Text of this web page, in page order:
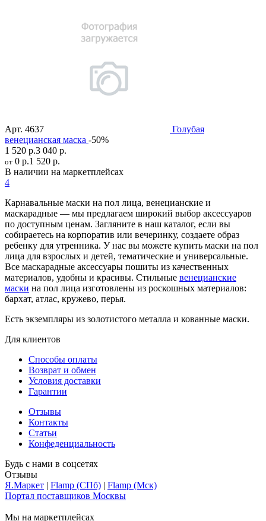
Арт. 4637
Голубая
венецианская маска -50%
1 520 р.3 040 р.
от 0 р.1 520 р.
В наличии на маркетплейсах
4
Карнавальные маски на пол лица, венецианские и
маскарадные — мы предлагаем широкий выбор аксессуаров
по доступным ценам. Загляните в наш каталог, если вы
собираетесь на корпоратив или вечеринку, создаете образ
ребенку для утренника. У нас вы можете купить маски на пол
лица для взрослых и детей, тематические и универсальные.
Все маскарадные аксессуары пошиты из качественных
материалов, удобны и красивы. Стильные венецианские
маски на пол лица изготовлены из роскошных материалов:
бархат, атлас, кружево, перья.
Есть экземпляры из золотистого металла и кованные маски.
Для клиентов
Способы оплаты
Возврат и обмен
Условия доставки
Гарантии
Отзывы
Контакты
Статьи
Конфеденциальность
Будь с нами в соцсетях
Отзывы
Я.Маркет | Flamp (СПб) | Flamp (Мск)
Портал поставщиков Москвы
Мы на маркетплейсах